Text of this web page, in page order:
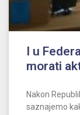
I u
morati
Nakon
saznajemo